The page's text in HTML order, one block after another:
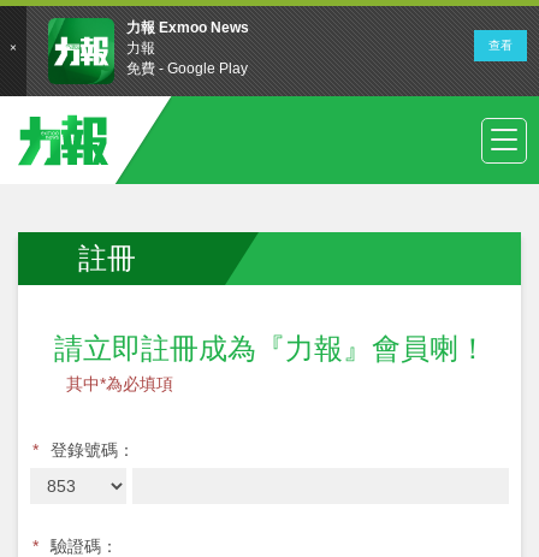
註冊
請立即註冊成為『力報』會員喇！
其中*為必填項
* 登錄號碼：
*
驗證碼：